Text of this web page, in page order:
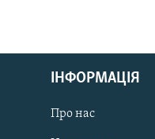
ІНФОРМАЦІЯ
Про нас